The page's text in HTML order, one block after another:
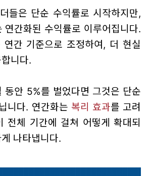
들은 단순 수익률로 시작하지만,
연간화된 수익률로 이루어집니다.
연간 기준으로 조정하여, 더 현실
니다.
동안 5%를 벌었다면 그것은 단순
니다. 연간화는 복리 효과를 고려
전체 기간에 걸쳐 어떻게 확대되
나타냅니다.